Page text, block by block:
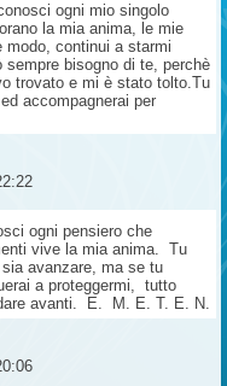
ogni mio singolo
la mia anima, le mie
modo, continui a starmi
bisogno di te, perchè
trovato e mi è stato tolto.Tu
accompagnerai per
ogni pensiero che
vive la mia anima. Tu
avanzare, ma se tu
a proteggermi, tutto
avanti. E. M. E. T. E. N.